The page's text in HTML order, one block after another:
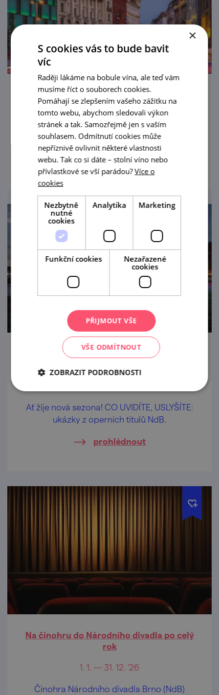
Brněnské hody 2026
14. 8. — 16. 8. '26
Čí só hody? Brna!
prohlédnout
Open-air koncert k zahájení sezony v NdB
Ať žije nová sezona! CO UVIDÍTE, USLYŠÍTE:
ukázky z operních titulů NdB.
prohlédnout
Na činohru do Národního divadla po celý
rok
1. 1. — 31. 12. '26
Činohra Národního divadla Brno (NdB)
×
S cookies vás to bude bavit
víc
Raději lákáme na bobule vína, ale teď vám
musíme říct o souborech cookies.
Pomáhají se zlepšením vašeho zážitku na
tomto webu, abychom sledovali výkon
stránek a tak. Samozřejmě jen s vaším
souhlasem. Odmítnutí cookies může
nepříznivě ovlivnit některé vlastnosti
webu. Tak co si dáte – stolní víno nebo
přívlastkové se vší parádou?Více o
cookies
Nezbytně
nutné
cookies
Analytika Marketing
Funkční cookies
Nezařazené
cookies
PŘIJMOUT VŠE
VŠE ODMÍTNOUT
ZOBRAZIT PODROBNOSTI